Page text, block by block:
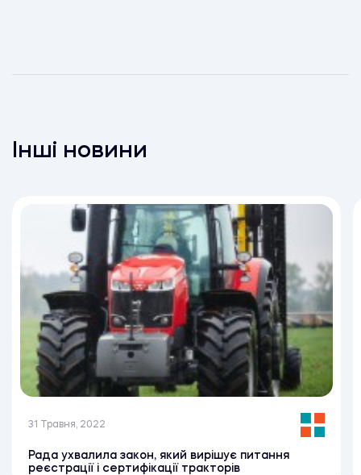
Інші новини
31 Травня, 2022
Рада ухвалила закон, який вирішує питання
реєстрації і сертифікації тракторів